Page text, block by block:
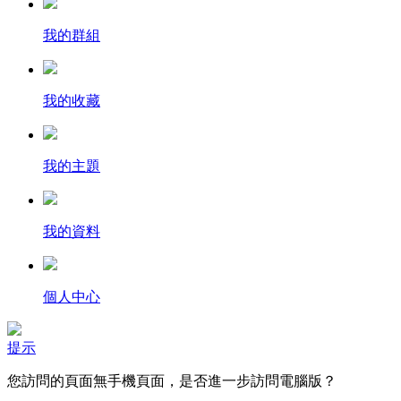
我的群組
我的收藏
我的主題
我的資料
個人中心
提示
您訪問的頁面無手機頁面，是否進一步訪問電腦版？